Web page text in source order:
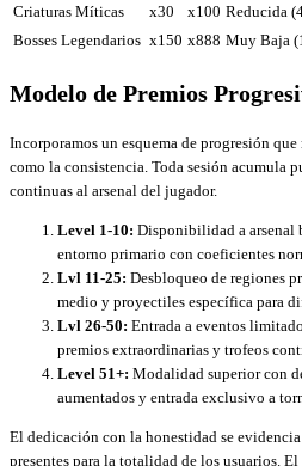
Criaturas Míticas
x30 x100 Reducida
Bosses Legendarios x150 x888 Muy Baja
Modelo de Premios
Incorporamos un esquema de progresión
como la consistencia. Toda sesión acumula
continuas al arsenal del jugador.
Level 1-10: Disponibilidad a arsenal
entorno primario con coeficientes
Lvl 11-25: Desbloqueo de regiones
medio y proyectiles específica para
Lvl 26-50: Entrada a eventos
premios extraordinarias y trofeos
Level 51+: Modalidad superior con
aumentados y entrada exclusivo a
El dedicación con la honestidad se
presentes para la totalidad de los usuarios.